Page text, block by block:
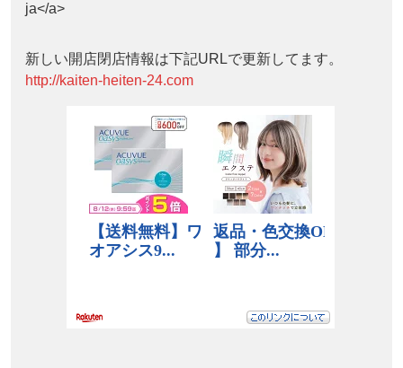
ja</a>
新しい開店閉店情報は下記URLで更新してます。
http://kaiten-heiten-24.com